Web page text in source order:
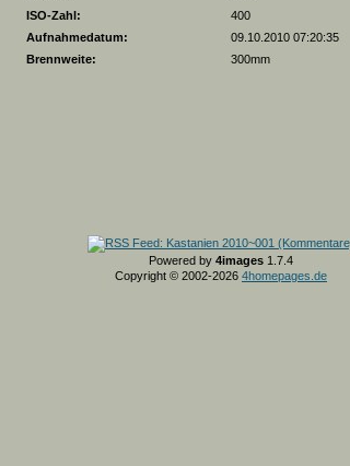
ISO-Zahl:
400
Aufnahmedatum:
09.10.2010 07:20:35
Brennweite:
300mm
Powered by 4images 1.7.4
Copyright © 2002-2026 4homepages.de